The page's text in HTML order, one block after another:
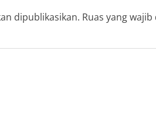
dipublikasikan. Ruas yang